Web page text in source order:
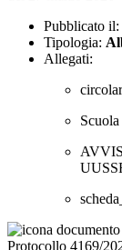
Pubblicato il:
Tipologia:
Allegati:
Protocollo 4169/